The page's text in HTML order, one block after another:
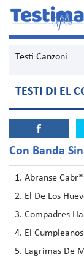
Testi Canzoni
TESTI DI EL
Con Banda
Abranse
El De Los
Compadres
El
Lagrimas De